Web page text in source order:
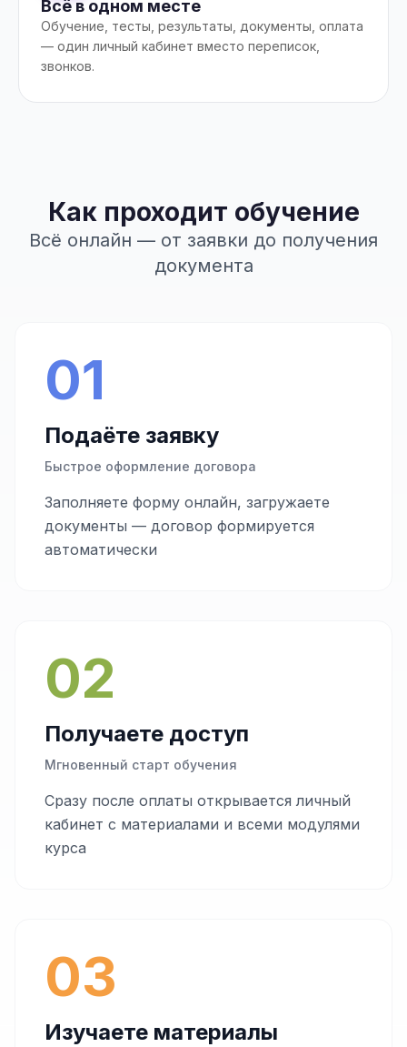
Всё в одном месте
Обучение, тесты, результаты, документы, оплата
— один личный кабинет вместо переписок,
звонков.
Как проходит обучение
Всё онлайн — от заявки до получения
документа
01
Подаёте заявку
Быстрое оформление договора
Заполняете форму онлайн, загружаете
документы — договор формируется
автоматически
02
Получаете доступ
Мгновенный старт обучения
Сразу после оплаты открывается личный
кабинет с материалами и всеми модулями
курса
03
Изучаете материалы